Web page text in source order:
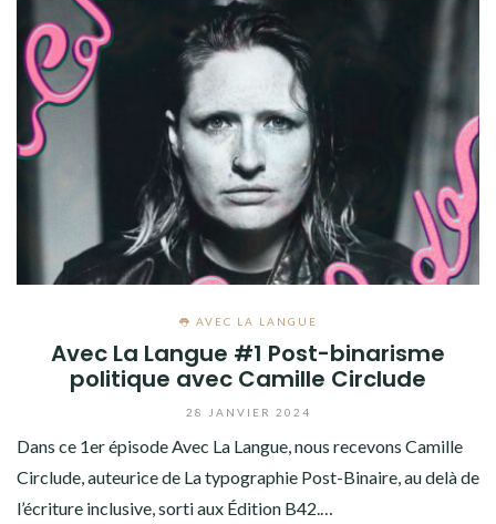
👅 AVEC LA LANGUE
Avec La Langue #1 Post-binarisme
politique avec Camille Circlude
28 JANVIER 2024
Dans ce 1er épisode Avec La Langue, nous recevons Camille
Circlude, auteurice de La typographie Post-Binaire, au delà de
l’écriture inclusive, sorti aux Édition B42.…